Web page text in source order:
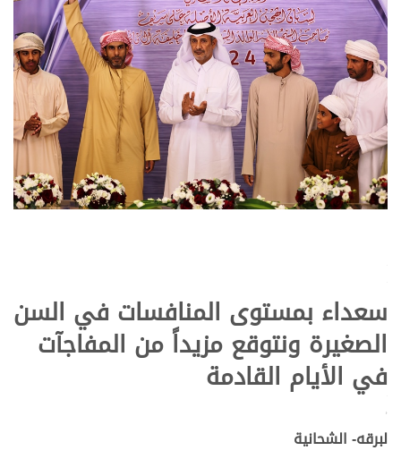
سعداء بمستوى المنافسات في السن
الصغيرة ونتوقع مزيداً من المفاجآت
في الأيام القادمة
.ز
لبرقه- الشحانية